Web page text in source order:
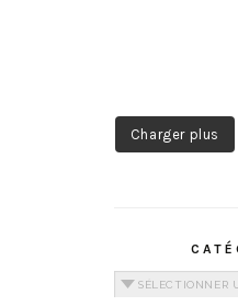
Charger plus
Catégories